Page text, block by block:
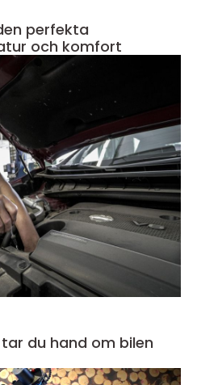
perfekta
och komfort